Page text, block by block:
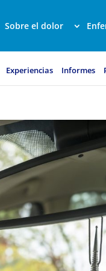
Sobre el dolor
Experiencias Informes